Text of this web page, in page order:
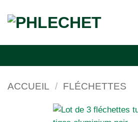
au
ACCUEIL / FLÉCHETTES